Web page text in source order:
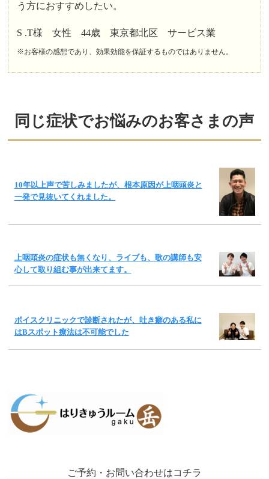
う方におすすめしたい。
S .T様 女性 44歳 東京都北区 サービス業
※お客様の感想であり、効果効能を保証するものではありません。
同じ症状でお悩みのお客さまの声
10年以上声で苦しみましたが、根本原因が上咽頭炎と
一発で見抜いてくれました。
上咽頭炎の症状も無くなり、ライブも、歌の講師も安
心して取り組む事が出来てます。
ボイスクリニックで診断されたが、吐き癖のある私に
はBスポット療法は不可能でした
ご予約・お問い合わせはコチラ